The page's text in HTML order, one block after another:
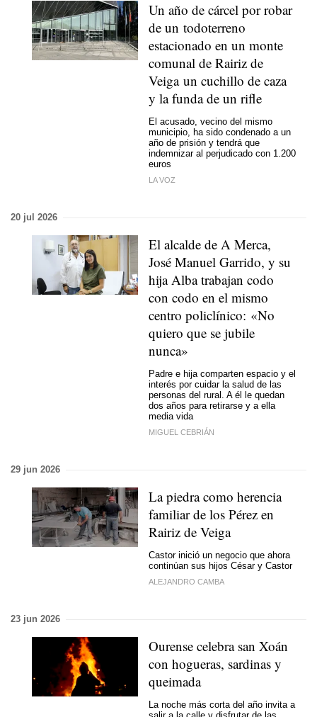
Un año de cárcel por robar
de un todoterreno
estacionado en un monte
comunal de Rairiz de
Veiga un cuchillo de caza
y la funda de un rifle
El acusado, vecino del mismo
municipio, ha sido condenado a un
año de prisión y tendrá que
indemnizar al perjudicado con 1.200
euros
LA VOZ
20 jul 2026
El alcalde de A Merca,
José Manuel Garrido, y su
hija Alba trabajan codo
con codo en el mismo
centro policlínico: «No
quiero que se jubile
nunca»
Padre e hija comparten espacio y el
interés por cuidar la salud de las
personas del rural. A él le quedan
dos años para retirarse y a ella
media vida
MIGUEL CEBRIÁN
29 jun 2026
La piedra como herencia
familiar de los Pérez en
Rairiz de Veiga
Castor inició un negocio que ahora
continúan sus hijos César y Castor
ALEJANDRO CAMBA
23 jun 2026
Ourense celebra san Xoán
con hogueras, sardinas y
queimada
La noche más corta del año invita a
salir a la calle y disfrutar de las